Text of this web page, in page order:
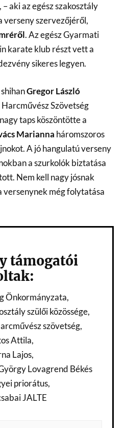
aki az egész szakosztály
verseny szervezőjéről,
. Az egész Gyarmati
karate klub részt vett a
sikeres legyen.
shihanGregor László
Szövetség
taps köszöntötte a
Marianna háromszoros
A jó hangulatú verseny
a szurkolók biztatása
Nem kell nagy jósnak
versenynek még folytatása
támogatói
Önkormányzata,
szülői közössége,
szövetség,
Attila,
Lajos,
Lovagrend Békés
priorátus,
JALTE